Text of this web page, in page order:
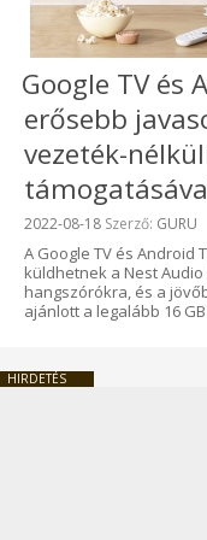
Google TV és
erősebb
vezeték-
Beküldve:
2022-08-18 Szerző: GURU
A Google TV és Android
küldhetnek a Nest
hangszórókra, és a
ajánlott a legalább 16
HIRDETÉS